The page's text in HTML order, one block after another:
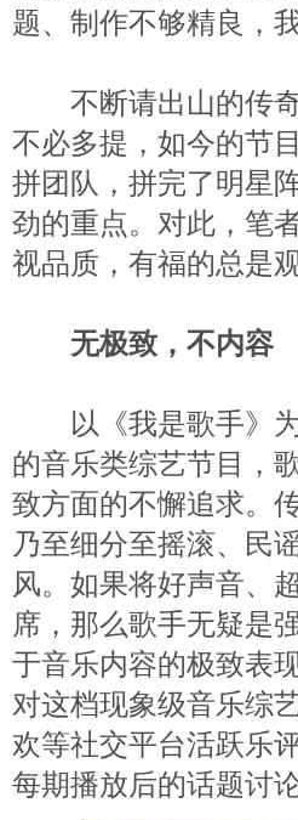
题、制作不够精良，
不断请出山的传奇
不必多提，如今的节
拼团队，拼完了明星
劲的重点。对此，笔
视品质，有福的总是观
无极致，不内容
以《我是歌手》为
的音乐类综艺节目，
致方面的不懈追求。
乃至细分至摇滚、民
风。如果将好声音、
席，那么歌手无疑是
于音乐内容的极致表
对这档现象级音乐综
欢等社交平台活跃乐
每期播放后的话题讨